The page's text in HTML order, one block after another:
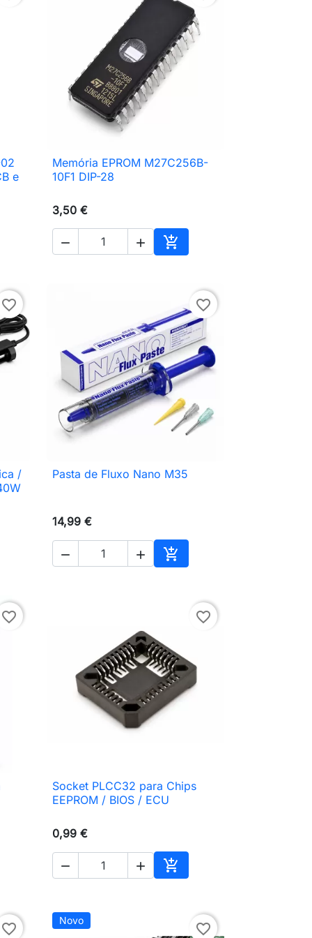
e
ao carrinho
 Vista rápida
Memória EPROM M27C256B-
10F1 DIP-28
3,50 €
  
Adicionar ao carrinho
favorite_border
/
ao carrinho
favorite_border
 Vista rápida
Pasta de Fluxo Nano M35
14,99 €
  
Adicionar ao carrinho
favorite_border
ao carrinho
favorite_border
 Vista rápida
Socket PLCC32 para Chips
EEPROM / BIOS / ECU
0,99 €
  
Adicionar ao carrinho
favorite_border Novo favorite_border